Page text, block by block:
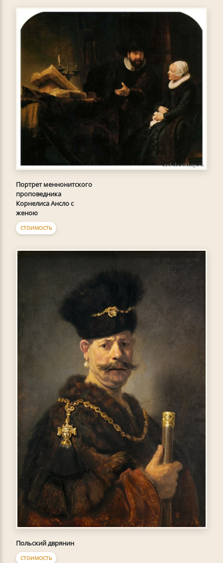
Портрет меннонитского
проповедника
Корнелиса Ансло с
женою
СТОИМОСТЬ
Польский дврянин
СТОИМОСТЬ